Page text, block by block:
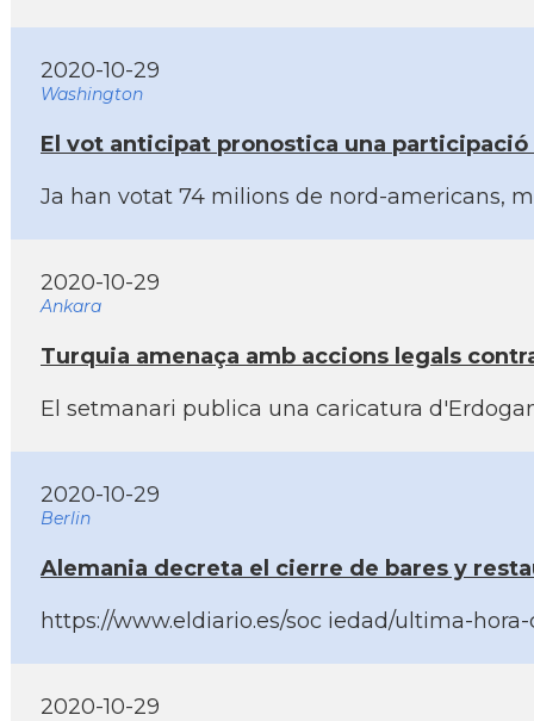
2020-10-29
Washington
El vot anticipat pronostica una participació
Ja han votat 74 milions de nord-americans,
2020-10-29
Ankara
Turquia amenaça amb accions legals
El setmanari publica una caricatura
2020-10-29
Berlin
Alemania decreta el cierre de bares y
https://www.eldiario.es/soc iedad/ultima-
2020-10-29